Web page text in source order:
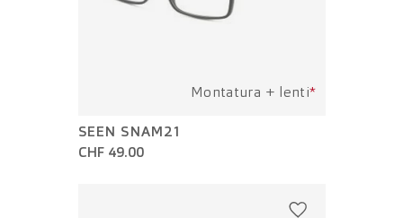
Montatura + lenti*
SEEN SNAM21
CHF 49.00